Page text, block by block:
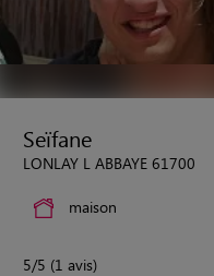
Seïfane
LONLAY L ABBAYE 61700
maison
5/5 (1 avis)